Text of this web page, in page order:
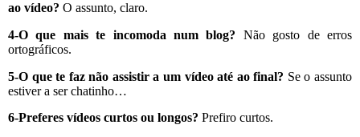
ao vídeo? O assunto, claro.
4-O que mais te incomoda num blog? Não gosto de erros
ortográficos.
5-O que te faz não assistir a um vídeo até ao final? Se o assunto
estiver a ser chatinho…
6-Preferes vídeos curtos ou longos? Prefiro curtos.